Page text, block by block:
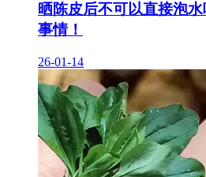
晒陈皮后不可以直接泡
事情！
26-01-14